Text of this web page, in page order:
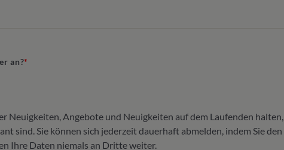
an?
Neuigkeiten, Angebote und Neuigkeiten auf dem Laufenden halten,
sind. Sie können sich jederzeit dauerhaft abmelden, indem Sie den
Ihre Daten niemals an Dritte weiter.